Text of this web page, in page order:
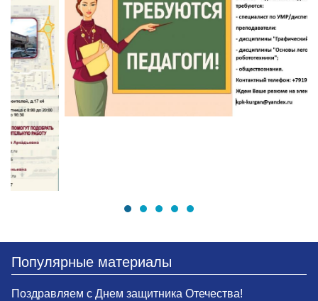
Популярные материалы
Поздравляем с Днем защитника Отечества!